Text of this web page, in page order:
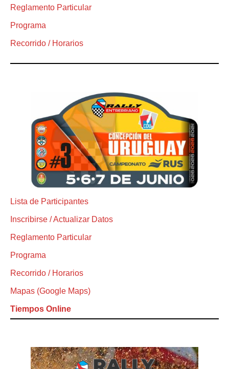
Reglamento Particular
Programa
Recorrido / Horarios
Lista de Participantes
Inscribirse / Actualizar Datos
Reglamento Particular
Programa
Recorrido / Horarios
Mapas (Google Maps)
Tiempos Online